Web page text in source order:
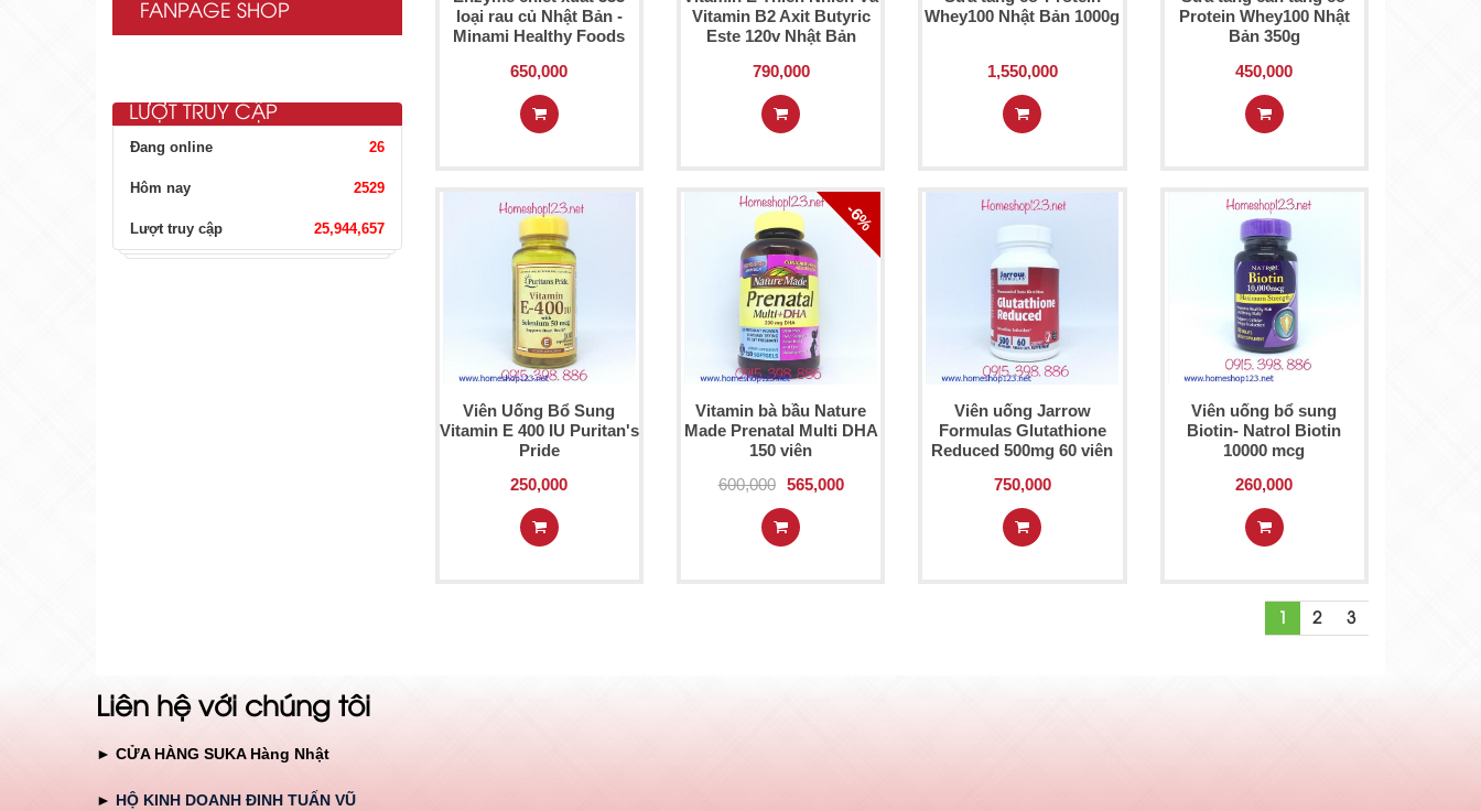
FANPAGE SHOP
LƯỢT TRUY CẬP
Đang online 26
Hôm nay 2529
Lượt truy cập 25,944,657
loại rau củ Nhật Bản -
Minami Healthy Foods
650,000
Vitamin B2 Axit Butyric
Este 120v Nhật Bản
790,000
Whey100 Nhật Bản 1000g
1,550,000
Protein Whey100 Nhật
Bản 350g
450,000
Viên Uống Bổ Sung
Vitamin E 400 IU Puritan's
Pride
250,000
-6%
Vitamin bà bầu Nature
Made Prenatal Multi DHA
150 viên
600,000
565,000
Viên uống Jarrow
Formulas Glutathione
Reduced 500mg 60 viên
750,000
Viên uống bổ sung
Biotin- Natrol Biotin
10000 mcg
260,000
2 3
Liên hệ với chúng tôi
► CỬA HÀNG SUKA Hàng Nhật
► HỘ KINH DOANH ĐINH TUẤN VŨ